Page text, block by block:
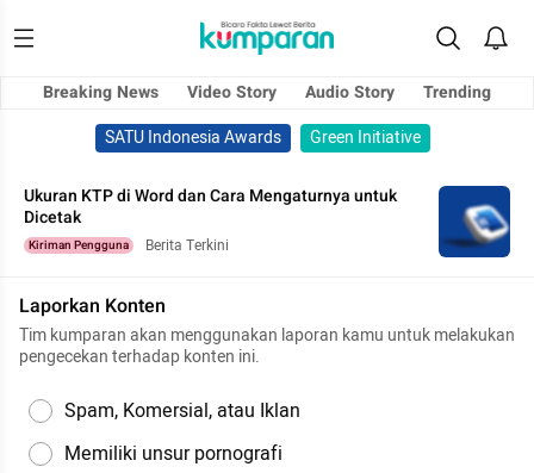
Breaking News Video Story Audio Story
Trending
SATU Indonesia Awards
Green Initiative
Ukuran KTP di Word dan Cara Mengaturnya untuk
Dicetak
Kiriman Pengguna Berita Terkini
Laporkan Konten
Tim kumparan akan menggunakan laporan kamu untuk melakukan
pengecekan terhadap konten ini.
Spam, Komersial, atau Iklan
Memiliki unsur pornografi